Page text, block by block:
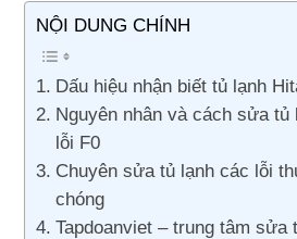
NỘI DUNG CHÍNH
Dấu hiệu nhận biết tủ lạnh
Nguyên nhân và cách sửa tủ
lỗi F0
Chuyên sửa tủ lạnh các lỗi
chóng
Tapdoanviet – trung tâm sửa